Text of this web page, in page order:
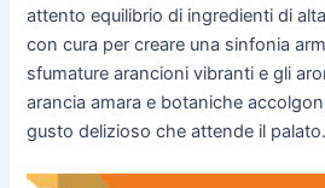
attento equilibrio di ingredienti di
con cura per creare una sinfonia
sfumature arancioni vibranti e gli
arancia amara e botaniche
gusto delizioso che attende il palato.